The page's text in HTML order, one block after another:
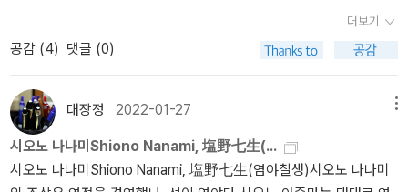
더보기
공감 (4) 댓글 (0)
대장정 2022-01-27
시오노 나나미Shiono Nanami, 塩野七生(...
시오노 나나미Shiono Nanami, 塩野七生(염야칠생)시오노 나나미